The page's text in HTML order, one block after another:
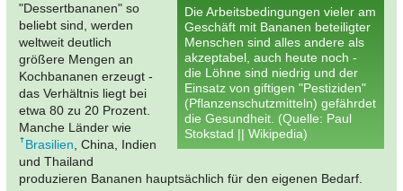
Die Arbeitsbedingungen vieler am
Geschäft mit Bananen beteiligter
Menschen sind alles andere als
akzeptabel, auch heute noch -
die Löhne sind niedrig und der
Einsatz von giftigen "Pestiziden"
(Pflanzenschutzmitteln) gefährdet
die Gesundheit. (Quelle: Paul
Stokstad || Wikipedia)
"Dessertbananen" so
beliebt sind, werden
weltweit deutlich
größere Mengen an
Kochbananen erzeugt -
das Verhältnis liegt bei
etwa 80 zu 20 Prozent.
Manche Länder wie
Brasilien, China, Indien
und Thailand
produzieren Bananen hauptsächlich für den eigenen Bedarf.